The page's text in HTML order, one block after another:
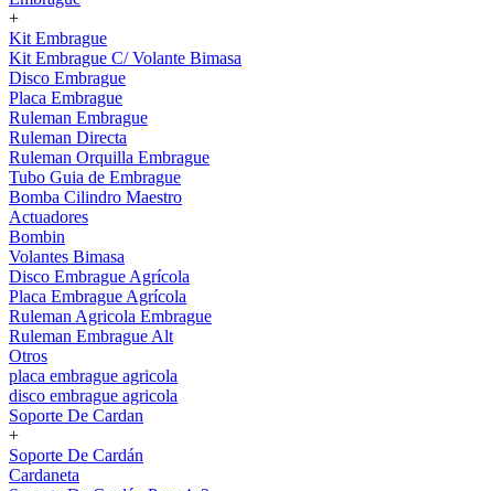
+
Kit Embrague
Kit Embrague C/ Volante Bimasa
Disco Embrague
Placa Embrague
Ruleman Embrague
Ruleman Directa
Ruleman Orquilla Embrague
Tubo Guia de Embrague
Bomba Cilindro Maestro
Actuadores
Bombin
Volantes Bimasa
Disco Embrague Agrícola
Placa Embrague Agrícola
Ruleman Agricola Embrague
Ruleman Embrague Alt
Otros
placa embrague agricola
disco embrague agricola
Soporte De Cardan
+
Soporte De Cardán
Cardaneta